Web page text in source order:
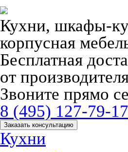
Кухни, шкафы-
корпусная
Бесплатная
от
Звоните прямо
8 (495) 127-79-17
Заказать консультацию
Кухни